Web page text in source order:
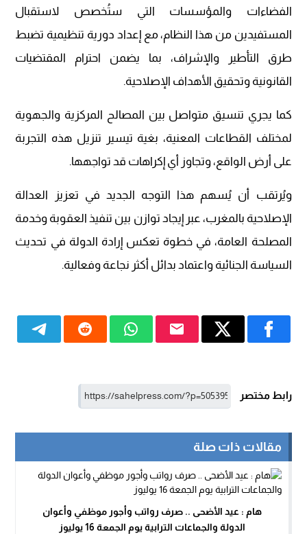
الفضاءات والمؤسسات التي ستُخصص لاستقبال
المستفيدين من هذا النظام، مع إعداد دورية تنظيمية تضبط
طرق التأطير والإشراف، بما يضمن احترام المقتضيات
القانونية وتحقيق الأهداف الإصلاحية.
كما يجري تنسيق متواصل بين المصالح المركزية والجهوية
لمختلف القطاعات المعنية، بغية تيسير تنزيل هذه التجربة
على أرض الواقع، وتجاوز أي إكراهات قد تواجهها.
ويُرتقب أن يُسهم هذا التوجه الجديد في تعزيز العدالة
الإصلاحية بالمغرب، عبر إيجاد توازن بين تنفيذ العقوبة وخدمة
المصلحة العامة، في خطوة تعكس إرادة الدولة في تحديث
السياسة الجنائية واعتماد بدائل أكثر نجاعة وفعالية.
رابط مختصر
مقالات ذات صلة
هام : عيد الأضحى .. صرف رواتب وأجور موظفي وأعوان
الدولة والجماعات الترابية يوم الجمعة 16 يوليوز